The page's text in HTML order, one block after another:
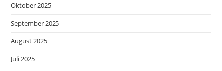
Oktober 2025
September 2025
August 2025
Juli 2025